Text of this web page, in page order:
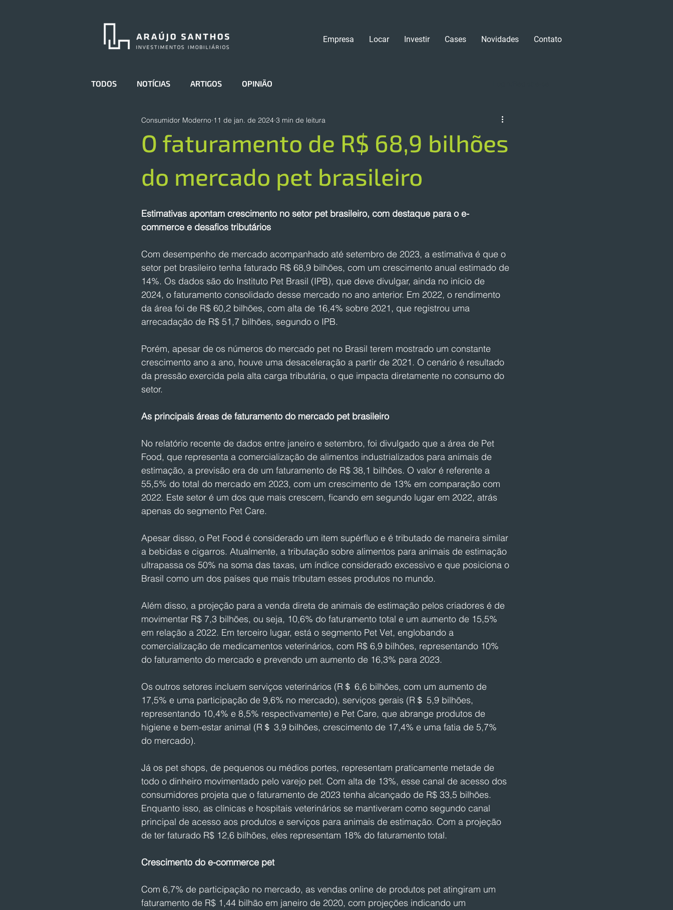
Empresa Locar Investir Cases Novidades Contato
TODOS NOTÍCIAS ARTIGOS OPINIÃO
O faturamento de R$ 68,9 bilhões
do mercado pet brasileiro
Consumidor Moderno 11 de jan. de 2024 3 min de leitura
Estimativas apontam crescimento no setor pet brasileiro, com destaque para o e-
commerce e desafios tributários
Com desempenho de mercado acompanhado até setembro de 2023, a estimativa é que o
setor pet brasileiro tenha faturado R$ 68,9 bilhões, com um crescimento anual estimado de
14%. Os dados são do Instituto Pet Brasil (IPB), que deve divulgar, ainda no início de
2024, o faturamento consolidado desse mercado no ano anterior. Em 2022, o rendimento
da área foi de R$ 60,2 bilhões, com alta de 16,4% sobre 2021, que registrou uma
arrecadação de R$ 51,7 bilhões, segundo o IPB.
Porém, apesar de os números do mercado pet no Brasil terem mostrado um constante
crescimento ano a ano, houve uma desaceleração a partir de 2021. O cenário é resultado
da pressão exercida pela alta carga tributária, o que impacta diretamente no consumo do
setor.
As principais áreas de faturamento do mercado pet brasileiro
No relatório recente de dados entre janeiro e setembro, foi divulgado que a área de Pet
Food, que representa a comercialização de alimentos industrializados para animais de
estimação, a previsão era de um faturamento de R$ 38,1 bilhões. O valor é referente a
55,5% do total do mercado em 2023, com um crescimento de 13% em comparação com
2022. Este setor é um dos que mais crescem, ficando em segundo lugar em 2022, atrás
apenas do segmento Pet Care.
Apesar disso, o Pet Food é considerado um item supérfluo e é tributado de maneira similar
a bebidas e cigarros. Atualmente, a tributação sobre alimentos para animais de estimação
ultrapassa os 50% na soma das taxas, um índice considerado excessivo e que posiciona o
Brasil como um dos países que mais tributam esses produtos no mundo.
Além disso, a projeção para a venda direta de animais de estimação pelos criadores é de
movimentar R$ 7,3 bilhões, ou seja, 10,6% do faturamento total e um aumento de 15,5%
em relação a 2022. Em terceiro lugar, está o segmento Pet Vet, englobando a
comercialização de medicamentos veterinários, com R$ 6,9 bilhões, representando 10%
do faturamento do mercado e prevendo um aumento de 16,3% para 2023.
Os outros setores incluem serviços veterinários (R＄ 6,6 bilhões, com um aumento de
17,5% e uma participação de 9,6% no mercado), serviços gerais (R＄ 5,9 bilhões,
representando 10,4% e 8,5% respectivamente) e Pet Care, que abrange produtos de
higiene e bem-estar animal (R＄ 3,9 bilhões, crescimento de 17,4% e uma fatia de 5,7%
do mercado).
Já os pet shops, de pequenos ou médios portes, representam praticamente metade de
todo o dinheiro movimentado pelo varejo pet. Com alta de 13%, esse canal de acesso dos
consumidores projeta que o faturamento de 2023 tenha alcançado de R$ 33,5 bilhões.
Enquanto isso, as clínicas e hospitais veterinários se mantiveram como segundo canal
principal de acesso aos produtos e serviços para animais de estimação. Com a projeção
de ter faturado R$ 12,6 bilhões, eles representam 18% do faturamento total.
Crescimento do e-commerce pet
Com 6,7% de participação no mercado, as vendas online de produtos pet atingiram um
faturamento de R$ 1,44 bilhão em janeiro de 2020, com projeções indicando um